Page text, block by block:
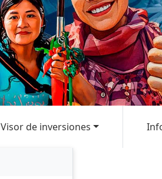
Visor de inversiones